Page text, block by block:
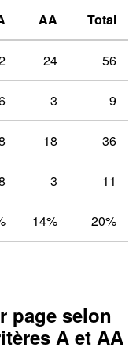
Niveau un A
AA Niveau deux
Total
24 56
3 9
18 36
3 11
14% 20%
page selon
A et AA